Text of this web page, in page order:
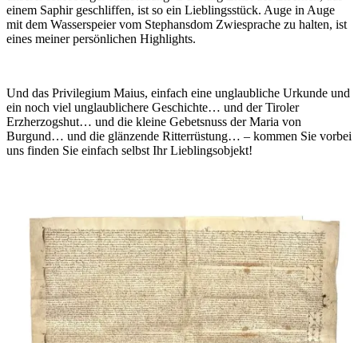
einem Saphir geschliffen, ist so ein Lieblingsstück. Auge in Auge
mit dem Wasserspeier vom Stephansdom Zwiesprache zu halten, ist
eines meiner persönlichen Highlights.
Und das Privilegium Maius, einfach eine unglaubliche Urkunde und
ein noch viel unglaublichere Geschichte… und der Tiroler
Erzherzogshut… und die kleine Gebetsnuss der Maria von
Burgund… und die glänzende Ritterrüstung… – kommen Sie vorbei
uns finden Sie einfach selbst Ihr Lieblingsobjekt!